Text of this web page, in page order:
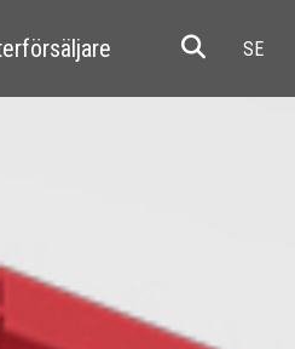
Resale